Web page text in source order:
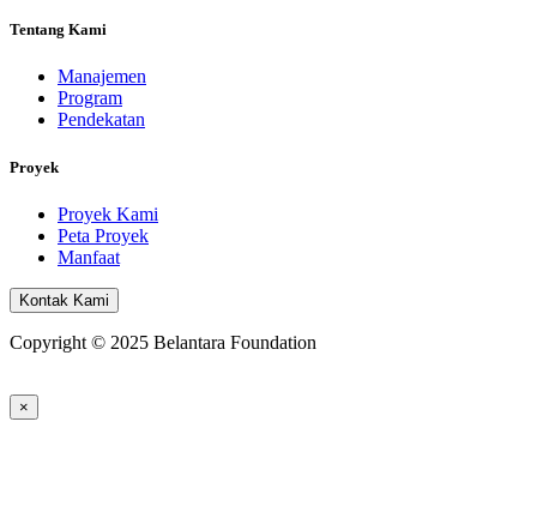
Tentang Kami
Manajemen
Program
Pendekatan
Proyek
Proyek Kami
Peta Proyek
Manfaat
Kontak Kami
Copyright © 2025 Belantara Foundation
×